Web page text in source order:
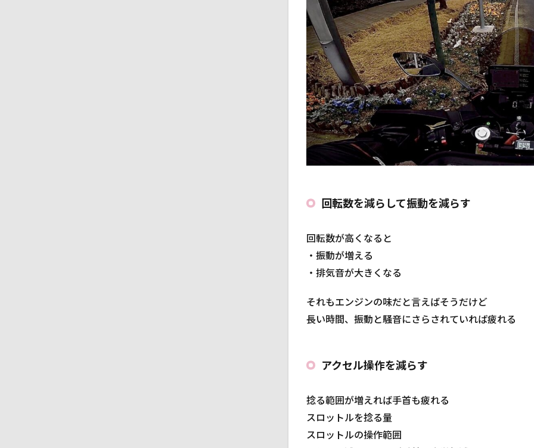
った
点
3.3
イマ
イチ
な点
4
ま
と
め
こん
にオ
スス
メ
4.3
回転数を減らして振動を減らす
回転数が高くなると
・振動が増える
・排気音が大きくなる
それもエンジンの味だと言えばそうだけど
長い時間、振動と騒音にさらされていれば疲れる
アクセル操作を減らす
捻る範囲が増えれば手首も疲れる
スロットルを捻る量
スロットルの操作範囲